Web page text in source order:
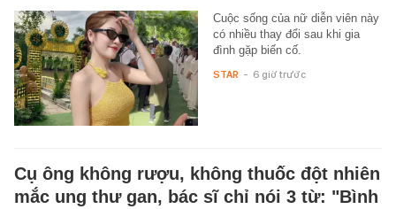
Cuộc sống của nữ diễn viên này
có nhiều thay đổi sau khi gia
đình gặp biến cố.
STAR - 6 giờ trước
Cụ ông không rượu, không thuốc đột nhiên
mắc ung thư gan, bác sĩ chỉ nói 3 từ: "Bình